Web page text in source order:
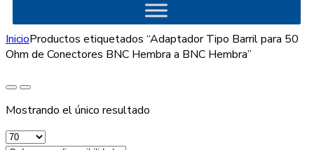
InicioProductos etiquetados “Adaptador Tipo Barril para 50
Ohm de Conectores BNC Hembra a BNC Hembra”
Mostrando el único resultado